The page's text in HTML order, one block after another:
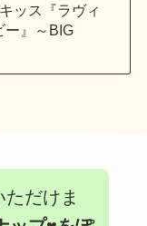
ッス『ラヴィ
ー』～BIG
だけま